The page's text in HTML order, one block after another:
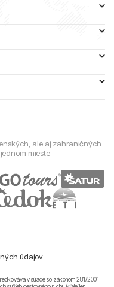
ale aj zahraničných
mieste
údajov
v súlade so zákonom 281/2001